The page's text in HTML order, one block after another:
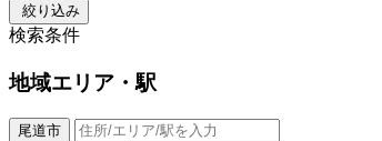
絞り込み
検索条件
地域エリア・駅
尾道市